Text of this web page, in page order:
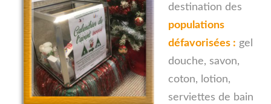
destination des
populations
défavorisées : gel
douche, savon,
coton, lotion,
serviettes de bain